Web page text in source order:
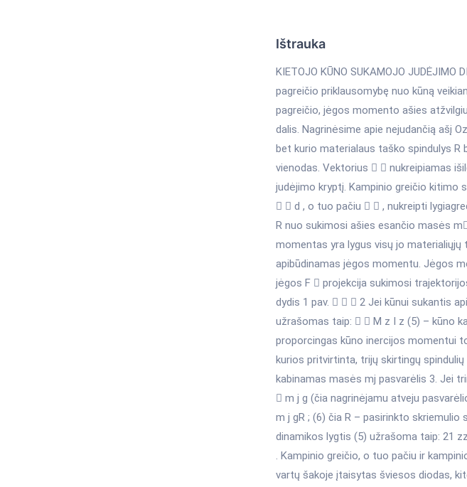
Ištrauka
KIETOJO KŪNO SUKAMOJO
pagreičio priklausomybę nuo kūną
pagreičio, jėgos momento ašies
dalis. Nagrinėsime apie nejudančią ašį
bet kurio materialaus taško spindulys
vienodas. Vektorius   nukreipiamas
judėjimo kryptį. Kampinio greičio kitimo
  d , o tuo pačiu   , nukreipti
R nuo sukimosi ašies esančio masės
momentas yra lygus visų jo
apibūdinamas jėgos momentu. Jėgos
jėgos F  projekcija sukimosi
dydis 1 pav.    2 Jei kūnui sukantis
užrašomas taip:   M z I z (5) – kūno
proporcingas kūno inercijos momentui
kurios pritvirtinta, trijų skirtingų
kabinamas masės mj pasvarėlis 3. Jei
 m j g (čia nagrinėjamu atveju
m j gR ; (6) čia R – pasirinkto
dinamikos lygtis (5) užrašoma taip: 21
. Kampinio greičio, o tuo pačiu ir
vartų šakoje įtaisytas šviesos diodas,